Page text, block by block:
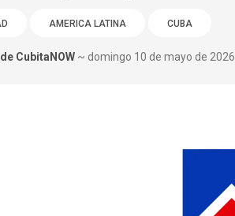
AMERICA LATINA CUBA
CubitaNOW ~ domingo 10 de mayo de 2026